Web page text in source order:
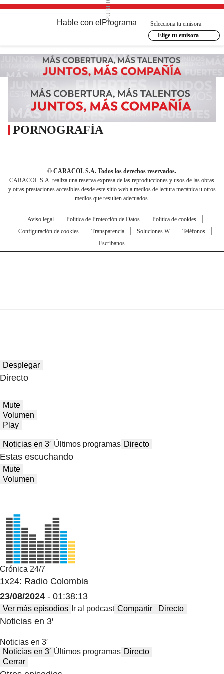
Hable con el Programa
Selecciona tu emisora
Elige tu emisora
PORNOGRAFÍA
© CARACOL S.A. Todos los derechos reservados.
CARACOL S.A. realiza una reserva expresa de las reproducciones y usos de las obras
y otras prestaciones accesibles desde este sitio web a medios de lectura mecánica u otros
medios que resulten adecuados.
Aviso legal Política de Protección de Datos
Política de cookies
Configuración de cookies
Transparencia Soluciones W
Teléfonos
Escríbanos
Desplegar
Directo
Mute
Volumen
Play
Noticias en 3′ Últimos programas Directo
Estas escuchando
Mute
Volumen
Crónica 24/7
1x24: Radio Colombia
23/08/2024 - 01:38:13
Ver más episodios Ir al podcast Compartir Directo
Noticias en 3′
Noticias en 3′
Noticias en 3′ Últimos programas Directo
Cerrar